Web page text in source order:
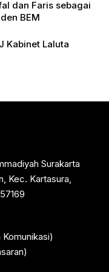
dan Faris sebagai
BEM
Kabinet Laluta
Surakarta
Kec. Kartasura,